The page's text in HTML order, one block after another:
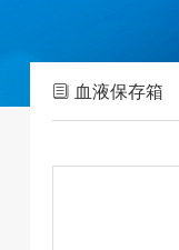
血液保存箱